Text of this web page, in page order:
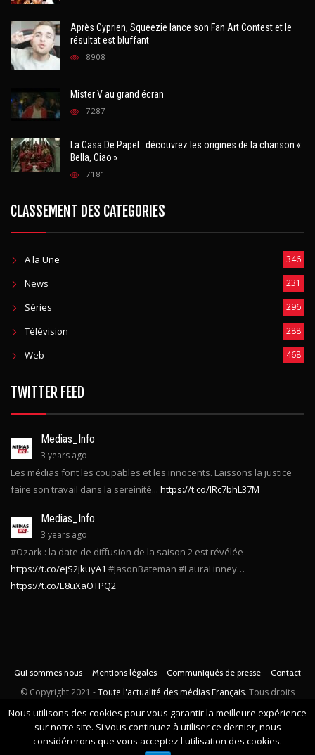
Après Cyprien, Squeezie lance son Fan Art Contest et le
résultat est bluffant
8908
Mister V au grand écran
7287
La Casa De Papel : découvrez les origines de la chanson «
Bella, Ciao »
7181
CLASSEMENT DES CATEGORIES
A la Une 346
News 231
Séries 296
Télévision 288
Web 468
TWITTER FEED
Medias_Info
3 years ago
Les médias font les coupables et les innocents. Laissons la justice
faire son travail dans la sereinité... https://t.co/IRc7bhL37M
Medias_Info
3 years ago
#Ozark : la date de diffusion de la saison 2 est révélée -
https://t.co/ejS2jkuyA1 #JasonBateman #LauraLinney…
https://t.co/E8uXaOTPQ2
Qui sommes nous Mentions légales Communiqués de presse Contact
© Copyright2021 -Toute l'actualité des médias Français. Tous droits
réservés.
Nous utilisons des cookies pour vous garantir la meilleure expérience
sur notre site. Si vous continuez à utiliser ce dernier, nous
considérerons que vous acceptez l'utilisation des cookies.